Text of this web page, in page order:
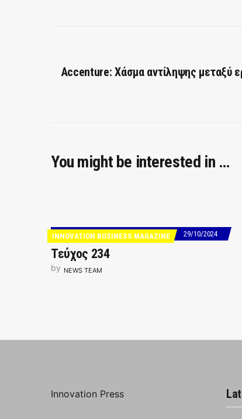
Accenture: Χάσμα αντίληψης μεταξύ
You might be interested in …
INNOVATION BUSINESS MAGAZINE 29/10/2024
Τεύχος 234
by NEWS TEAM
Innovation Press